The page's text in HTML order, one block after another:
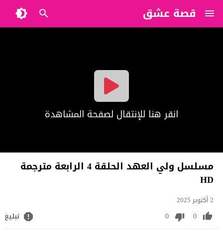
قصة عشق
?>
انقر هنا للإنتقال لصفحة المشاهدة
مسلسل ولي العهد الحلقة 4 الرابعة مترجمة
HD
2 أكتوبر 2025
0
0 تبليغ